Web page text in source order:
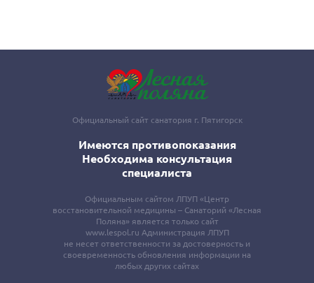
Официальный сайт санатория г. Пятигорск
Имеются противопоказания
Необходима консультация
специалиста
Официальным сайтом ЛПУП «Центр
восстановительной медицины – Санаторий «Лесная
Поляна» является только сайт
www.lespol.ru Администрация ЛПУП
не несет ответственности за достоверность и
своевременность обновления информации на
любых других сайтах